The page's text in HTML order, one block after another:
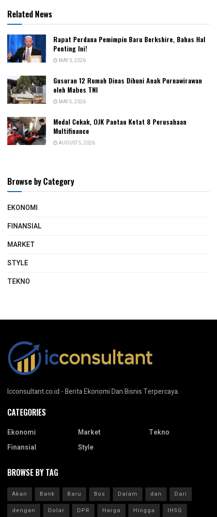
Related News
Rapat Perdana Pemimpin Baru Berkshire, Bahas Hal
Penting Ini!
MAY 3, 2026
Gusuran 12 Rumah Dinas Dihuni Anak Purnawirawan
oleh Mabes TNI
MAY 5, 2026
Modal Cekak, OJK Pantau Ketat 8 Perusahaan
Multifinance
AUGUST 5, 2026
Browse by Category
EKONOMI
FINANSIAL
MARKET
STYLE
TEKNO
Icconsultant.co.id - Berita Ekonomi Dan Bisnis Terpercaya.
CATEGORIES
Ekonomi
Finansial
Market
Style
Tekno
BROWSE BY TAG
Akan Bank Baru Bos Dalam dan
Dari
dengan
Dolar DPR Harga Hingga IHSG